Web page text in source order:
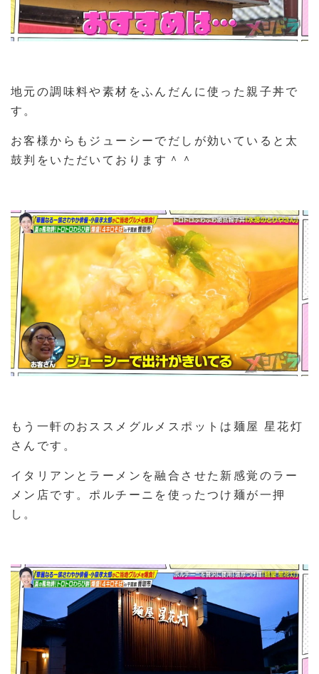
地元の調味料や素材をふんだんに使った親子丼で
す。
お客様からもジューシーでだしが効いていると太
鼓判をいただいております＾＾
もう一軒のおススメグルメスポットは麺屋 星花灯
さんです。
イタリアンとラーメンを融合させた新感覚のラー
メン店です。ポルチーニを使ったつけ麺が一押
し。